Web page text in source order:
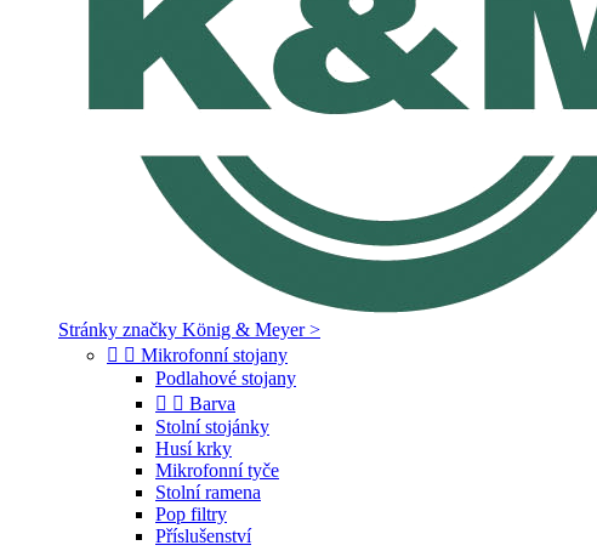
Stránky značky König & Meyer >
  Mikrofonní stojany
Podlahové stojany
  Barva
Stolní stojánky
Husí krky
Mikrofonní tyče
Stolní ramena
Pop filtry
Příslušenství